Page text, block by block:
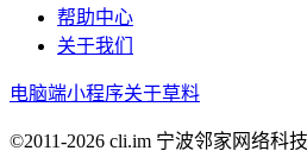
帮助中心
关于我们
电脑端小程序关于草料
©2011-2026 cli.im 宁波邻家网络科